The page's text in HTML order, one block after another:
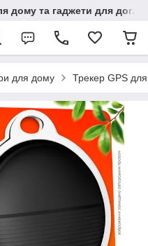
дому та гаджети для
для дому Трекер GPS